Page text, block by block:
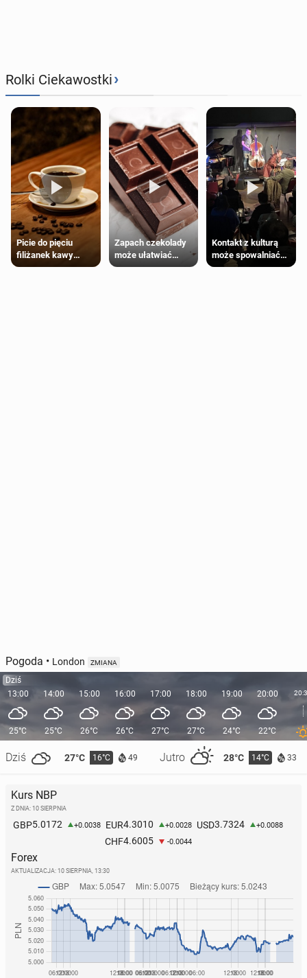
Rolki Ciekawostki›
Picie do pięciu
filiżanek kawy
dziennie jest
Zapach czekolady
może ułatwiać
trening siłowy
Kontakt z kulturą
może spowalniać
starzenie
Pogoda • London ZMIANA
Dziś
13:00
25°C
Dziś 27°C 16°C 49 Jutro 28°C 14°C 33
14:00
25°C
15:00
26°C
16:00
26°C
17:00
27°C
18:00
27°C
19:00
24°C
20:00
22°C
Kurs NBP
Z DNIA: 10 SIERPNIA
GBP5.0172 +0.0038 EUR4.3010 +0.0028 USD3.7324 +0.0088
CHF4.6005 -0.0044
Forex
AKTUALIZACJA: 10 SIERPNIA, 13:30